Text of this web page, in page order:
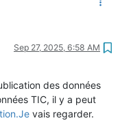
Sep 27, 2025, 6:58 AM
des données
TIC, il y a peut
vais regarder.